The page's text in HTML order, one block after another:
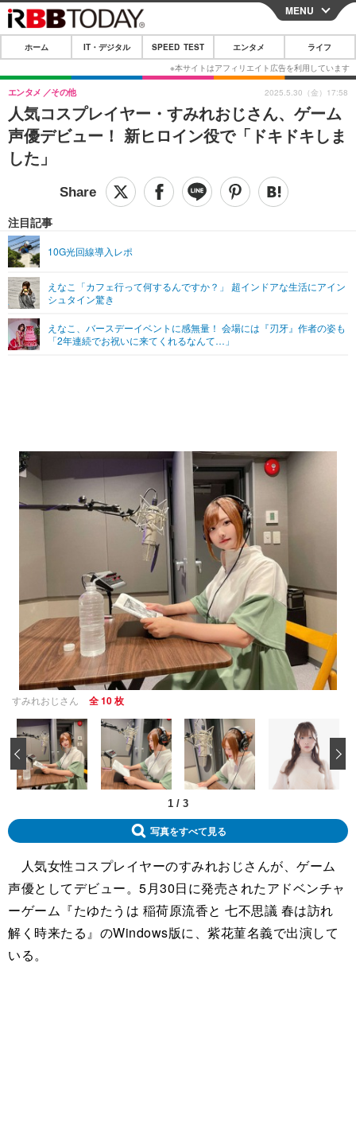
CLOSE
ホーム
IT・デジタル
IT・デジタルTOP スマートフォン
ショッピング その他
SPEED TEST
エンタメ
エンタメTOP 映画・ドラマ
音楽
グラビア ブログ
ペット
その他
リリース一覧
プッシュ通知の停止方法
MENU
ホーム IT・デジタル SPEED TEST エンタメ ライフ
人気コスプレイヤー・すみれおじさん、ゲーム
声優デビュー！ 新ヒロイン役で「ドキドキしま
した」
エンタメ その他
注目記事
10G光回線導入レポ
えなこ「カフェ行って何するんですか？」 超インドアな生活にアイン
シュタイン驚き
えなこ、バースデーイベントに感無量！ 会場には『刃牙』作者の姿も
「2年連続でお祝いに来てくれるなんて…」
2025.5.30（金）17:58
すみれおじさん 全 10 枚
1 / 3
‹
写真をすべて見る
人気女性コスプレイヤーのすみれおじさんが、ゲーム
声優としてデビュー。5月30日に発売されたアドベンチャ
ーゲーム『たゆたうは 稲荷原流香と 七不思議 春は訪れ
解く時来たる』のWindows版に、紫花菫名義で出演して
いる。